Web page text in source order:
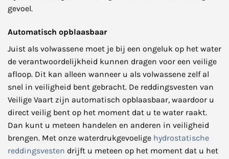
gevoel.
Automatisch opblaasbaar
Juist als volwassene moet je bij een ongeluk op het water
de verantwoordelijkheid kunnen dragen voor een veilige
afloop. Dit kan alleen wanneer u als volwassene zelf al
snel in veiligheid bent gebracht. De reddingsvesten van
Veilige Vaart zijn automatisch opblaasbaar, waardoor u
direct veilig bent op het moment dat u te water raakt.
Dan kunt u meteen handelen en anderen in veiligheid
brengen. Met onze waterdrukgevoelige hydrostatische
reddingsvesten drijft u meteen op het moment dat u het